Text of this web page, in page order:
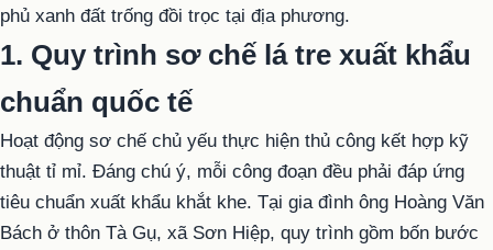
phủ xanh đất trống đồi trọc tại địa phương.
1. Quy trình sơ chế lá tre xuất khẩu
chuẩn quốc tế
Hoạt động sơ chế chủ yếu thực hiện thủ công kết hợp kỹ
thuật tỉ mỉ. Đáng chú ý, mỗi công đoạn đều phải đáp ứng
tiêu chuẩn xuất khẩu khắt khe. Tại gia đình ông Hoàng Văn
Bách ở thôn Tà Gụ, xã Sơn Hiệp, quy trình gồm bốn bước